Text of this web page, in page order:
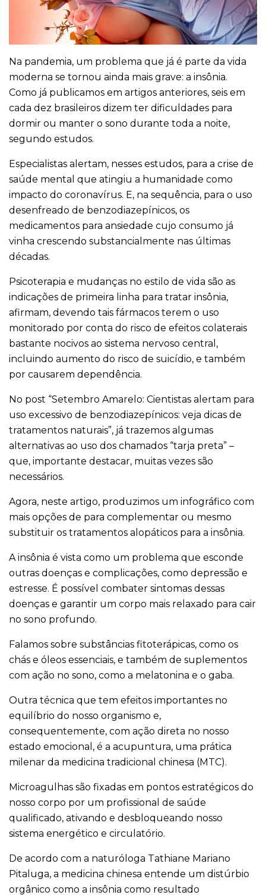
Na pandemia, um problema que já é parte da vida
moderna se tornou ainda mais grave: a insônia.
Como já publicamos em artigos anteriores, seis em
cada dez brasileiros dizem ter dificuldades para
dormir ou manter o sono durante toda a noite,
segundo estudos.
Especialistas alertam, nesses estudos, para a crise de
saúde mental que atingiu a humanidade como
impacto do coronavírus. E, na sequência, para o uso
desenfreado de benzodiazepínicos, os
medicamentos para ansiedade cujo consumo já
vinha crescendo substancialmente nas últimas
décadas.
Psicoterapia e mudanças no estilo de vida são as
indicações de primeira linha para tratar insônia,
afirmam, devendo tais fármacos terem o uso
monitorado por conta do risco de efeitos colaterais
bastante nocivos ao sistema nervoso central,
incluindo aumento do risco de suicídio, e também
por causarem dependência.
No post “Setembro Amarelo: Cientistas alertam para
uso excessivo de benzodiazepínicos: veja dicas de
tratamentos naturais”, já trazemos algumas
alternativas ao uso dos chamados “tarja preta” –
que, importante destacar, muitas vezes são
necessários.
Agora, neste artigo, produzimos um infográfico com
mais opções de para complementar ou mesmo
substituir os tratamentos alopáticos para a insônia.
A insônia é vista como um problema que esconde
outras doenças e complicações, como depressão e
estresse. É possível combater sintomas dessas
doenças e garantir um corpo mais relaxado para cair
no sono profundo.
Falamos sobre substâncias fitoterápicas, como os
chás e óleos essenciais, e também de suplementos
com ação no sono, como a melatonina e o gaba.
Outra técnica que tem efeitos importantes no
equilíbrio do nosso organismo e,
consequentemente, com ação direta no nosso
estado emocional, é a acupuntura, uma prática
milenar da medicina tradicional chinesa (MTC).
Microagulhas são fixadas em pontos estratégicos do
nosso corpo por um profissional de saúde
qualificado, ativando e desbloqueando nosso
sistema energético e circulatório.
De acordo com a naturóloga Tathiane Mariano
Pitaluga, a medicina chinesa entende um distúrbio
orgânico como a insônia como resultado